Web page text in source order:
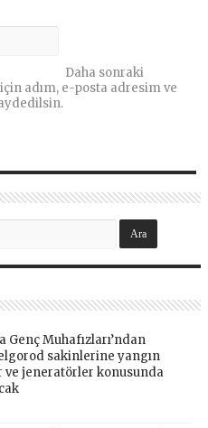
Daha sonraki
adım, e-posta adresim ve
Genç Muhafızları’ndan
sakinlerine yangın
ve jeneratörler konusunda